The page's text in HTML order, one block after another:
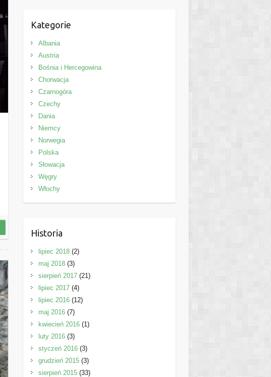
Kategorie
Albania
Austria
Bośnia i Hercegowina
Chorwacja
Czarnogóra
Czechy
Dania
Niemcy
Norwegia
Polska
Słowacja
Węgry
Włochy
Historia
lipiec 2018(2)
maj 2018(3)
sierpień 2017(21)
lipiec 2017(4)
lipiec 2016(12)
maj 2016(7)
kwiecień 2016(1)
luty 2016(3)
styczeń 2016(3)
grudzień 2015(3)
sierpień 2015(33)